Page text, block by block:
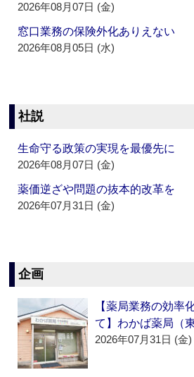
2026年08月07日 (金)
窓口業務の保険外化ありえない
2026年08月05日 (水)
社説
生命守る政策の実現を最優先に
2026年08月07日 (金)
薬価逆ざや問題の抜本的改革を
2026年07月31日 (金)
企画
【薬局業務の効率
て】わかば薬局（
2026年07月31日 (金)